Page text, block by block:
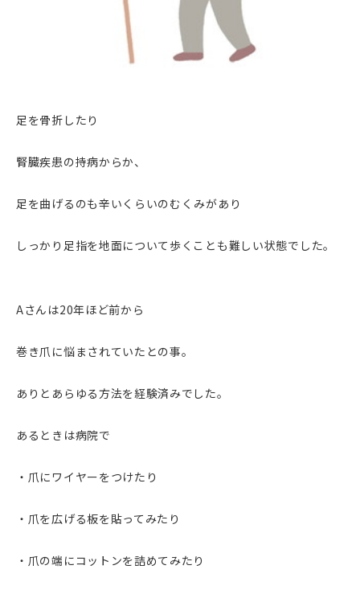
足を骨折したり
腎臓疾患の持病からか、
足を曲げるのも辛いくらいのむくみがあり
しっかり足指を地面について歩くことも難しい状態でした。
Aさんは20年ほど前から
巻き爪に悩まされていたとの事。
ありとあらゆる方法を経験済みでした。
あるときは病院で
・爪にワイヤーをつけたり
・爪を広げる板を貼ってみたり
・爪の端にコットンを詰めてみたり